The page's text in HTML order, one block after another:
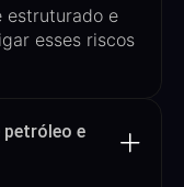
estruturado e
esses riscos
e